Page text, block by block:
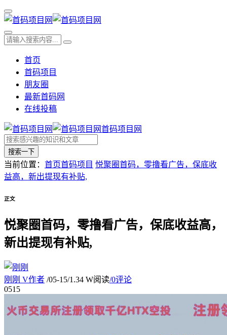
首页
首码项目
朋友圈
最新首码网
在线投稿
首码项目网
搜索一下
当前位置： 首页首码项目 悦聚圈首码，零撸看广告，保底收
益高，新出提现有补贴,
正文
悦聚圈首码，零撸看广告，保底收益高，
新出提现有补贴,
刚刚 V作者 /05-15/1.34 W阅读/0评论
0515